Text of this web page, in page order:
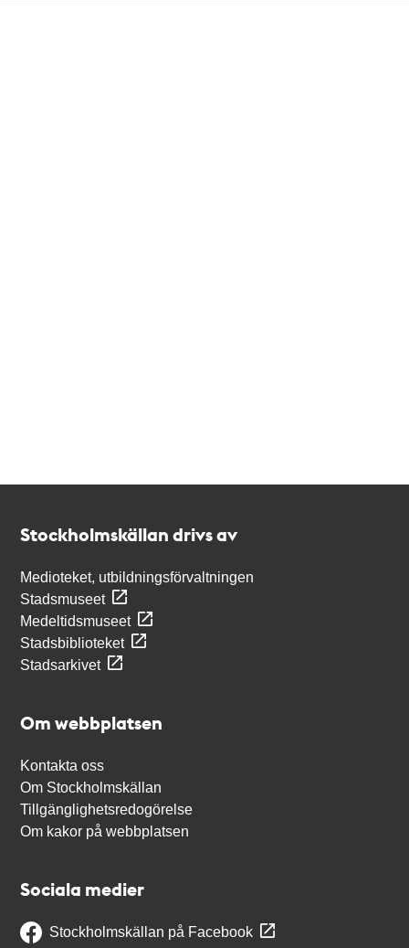
Stockholmskällan drivs av
Medioteket, utbildningsförvaltningen
Stadsmuseet
Medeltidsmuseet
Stadsbiblioteket
Stadsarkivet
Om webbplatsen
Kontakta oss
Om Stockholmskällan
Tillgänglighetsredogörelse
Om kakor på webbplatsen
Sociala medier
Stockholmskällan på Facebook